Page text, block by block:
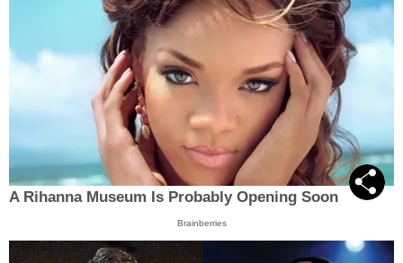
A Rihanna Museum Is Probably Opening Soon
Brainberries